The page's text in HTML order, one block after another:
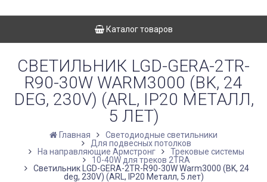
Каталог товаров
СВЕТИЛЬНИК LGD-GERA-2TR-
R90-30W WARM3000 (BK, 24
DEG, 230V) (ARL, IP20 МЕТАЛЛ,
5 ЛЕТ)
Главная
Светодиодные светильники
Для подвесных потолков
На направляющие Армстронг
Трековые системы
10-40W для треков 2TRA
Светильник LGD-GERA-2TR-R90-30W Warm3000 (BK, 24
deg, 230V) (ARL, IP20 Металл, 5 лет)